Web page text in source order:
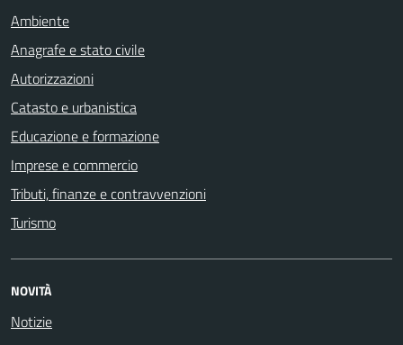
Ambiente
Anagrafe e stato civile
Autorizzazioni
Catasto e urbanistica
Educazione e formazione
Imprese e commercio
Tributi, finanze e contravvenzioni
Turismo
NOVITÀ
Notizie